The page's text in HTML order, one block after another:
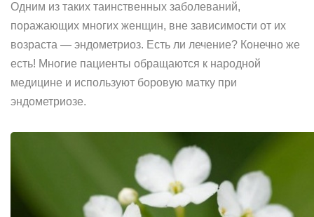
Одним из таких таинственных заболеваний,
поражающих многих женщин, вне зависимости от их
возраста — эндометриоз. Есть ли лечение? Конечно же
есть! Многие пациенты обращаются к народной
медицине и используют боровую матку при
эндометриозе.